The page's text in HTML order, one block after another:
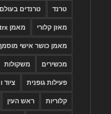
טרנד טרנדים
מאזן קלורי מאמן trx
מאמן כושר אישי
מכשירים משקולות
פעילות גופנית ציוד
קלוריות ראש העין